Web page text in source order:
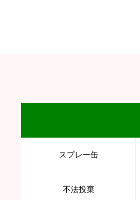
スプレー缶
不法投棄